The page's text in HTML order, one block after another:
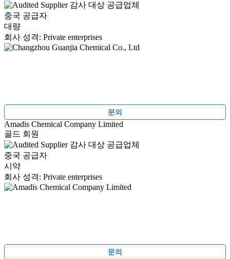
감사 대상 공급업체
중국 공급자
대량
회사 성격: Private enterprises
문의
Amadis Chemical Company Limited
골드 회원
감사 대상 공급업체
중국 공급자
시약
회사 성격: Private enterprises
문의